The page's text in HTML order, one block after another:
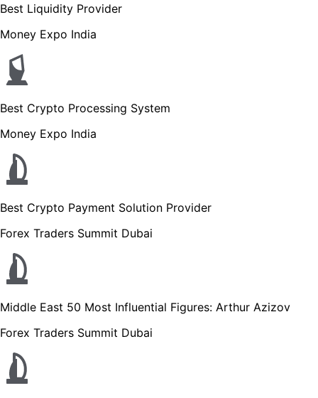
Best Liquidity Provider
Money Expo India
Best Crypto Processing System
Money Expo India
Best Crypto Payment Solution Provider
Forex Traders Summit Dubai
Middle East 50 Most Influential Figures: Arthur Azizov
Forex Traders Summit Dubai